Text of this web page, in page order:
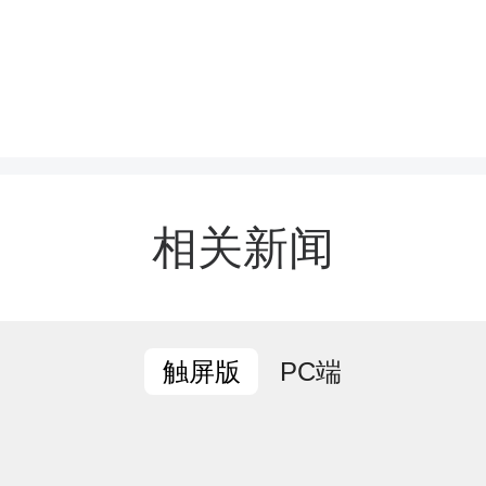
振兴的鲜明路径。该镇以
六个发展单元，成立驻村
相关新闻
触屏版 PC端